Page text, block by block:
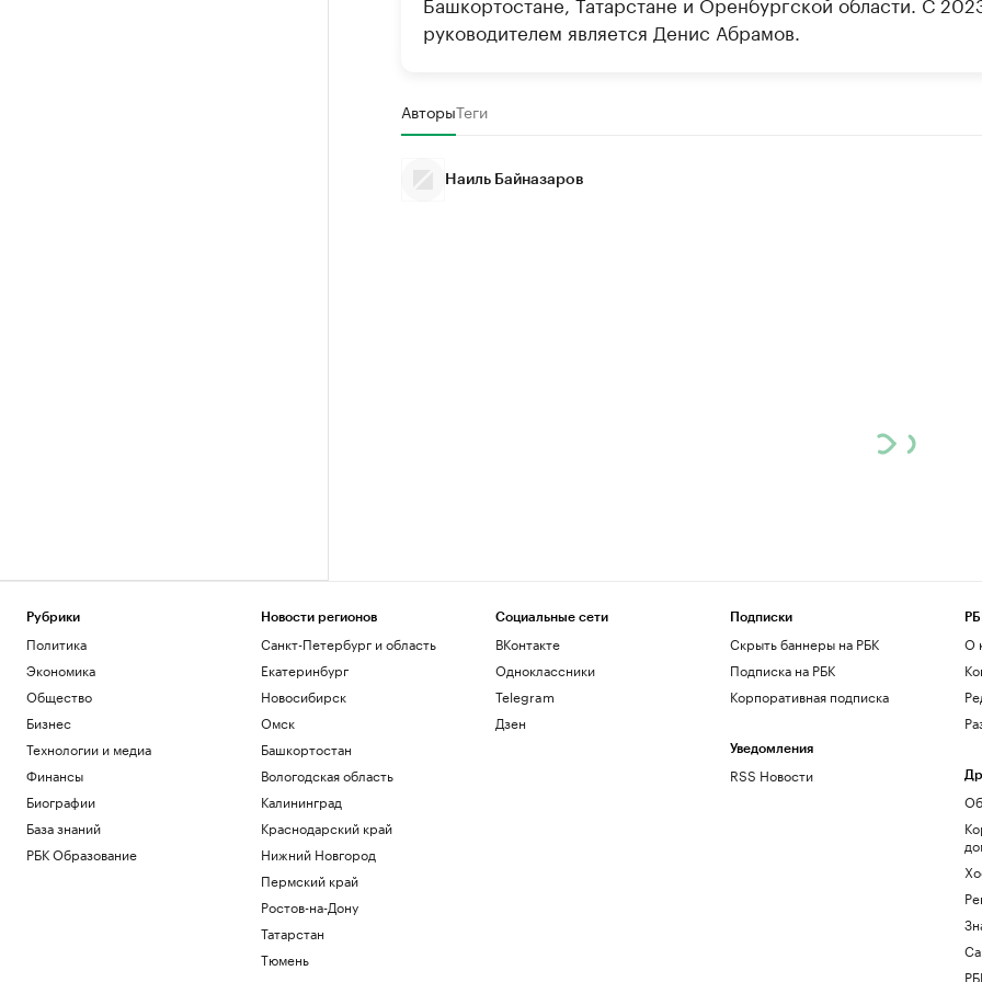
руководителем является Денис Абрамов.
АвторыТеги
Наиль Байназаров
Рубрики
Политика
Экономика
Общество
Бизнес
Технологии и медиа
Финансы
Биографии
База знаний
РБК Образование
Новости регионов
Санкт-Петербург и область
Екатеринбург
Новосибирск
Омск
Башкортостан
Вологодская область
Калининград
Краснодарский край
Нижний Новгород
Пермский край
Ростов-на-Дону
Татарстан
Тюмень
Социальные сети
ВКонтакте
Одноклассники
Telegram
Дзен
Подписки
Скрыть баннеры на РБК
Подписка на РБК
Корпоративная подписка
Уведомления
RSS Новости
О